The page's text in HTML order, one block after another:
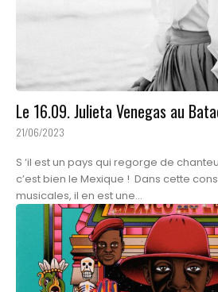
Le 16.09. Julieta Venegas au
21/06/2023
S ‘il est un pays qui regorge de
c’est bien le Mexique ! Dans cette
musicales, il en est une...